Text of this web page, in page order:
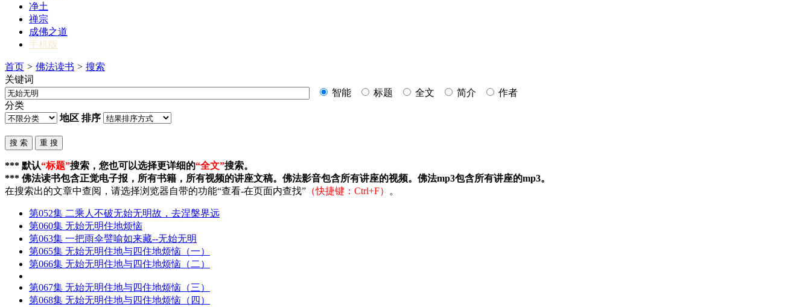
净土
禅宗
成佛之道
手机版
首页 > 佛法读书 > 搜索
关键词
智能
标题 全文 简介
作者
分类
地区 排序
*** 默认“标题”搜索，您也可以选择更详细的“全文”搜索。
*** 佛法读书包含正觉电子报，所有书籍，所有视频的讲座文稿。佛法影音包含所有讲座的视频。佛法mp3包含所有讲座的mp3。
在搜索出的文章中查阅，请选择浏览器自带的功能“查看-在页面内查找” （快捷键：Ctrl+F） 。
第052集 二乘人不破无始无明故，去涅槃界远
第060集 无始无明住地烦恼
第063集 一把雨伞譬喻如来藏--无始无明
第065集 无始无明住地与四住地烦恼（一）
第066集 无始无明住地与四住地烦恼（二）
第067集 无始无明住地与四住地烦恼（三）
第068集 无始无明住地与四住地烦恼（四）